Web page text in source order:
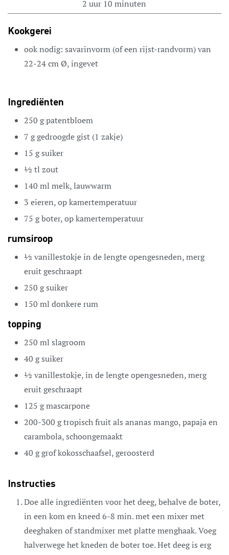
2 uur 10 minuten
Kookgerei
ook nodig: savarinvorm (of een rijst-randvorm) van
22-24 cm Ø, ingevet
Ingrediënten
250 gpatentbloem
7 ggedroogde gist (1 zakje)
15 gsuiker
½ tl zout
140 ml melk,lauwwarm
3 eieren,op kamertemperatuur
75 gboter,op kamertemperatuur
rumsiroop
½ vanillestokjein de lengte opengesneden, merg
eruit geschraapt
250 gsuiker
150 ml donkere rum
topping
250 ml slagroom
40 gsuiker
½ vanillestokje,in de lengte opengesneden, merg
eruit geschraapt
125 gmascarpone
200-300 gtropisch fruit als ananas mango, papaja en
carambola, schoongemaakt
40 ggrof kokosschaafsel,geroosterd
Instructies
Doe alle ingrediënten voor het deeg, behalve de boter,
in een kom en kneed 6-8 min. met een mixer met
deeghaken of standmixer met platte menghaak. Voeg
halverwege het kneden de boter toe. Het deeg is erg